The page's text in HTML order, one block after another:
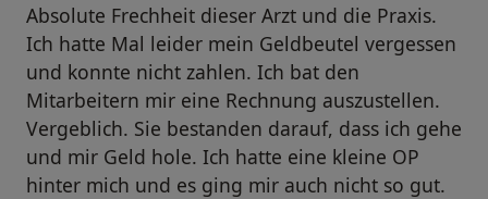
Absolute Frechheit dieser Arzt und die Praxis.
Ich hatte Mal leider mein Geldbeutel vergessen
und konnte nicht zahlen. Ich bat den
Mitarbeitern mir eine Rechnung auszustellen.
Vergeblich. Sie bestanden darauf, dass ich gehe
und mir Geld hole. Ich hatte eine kleine OP
hinter mich und es ging mir auch nicht so gut.